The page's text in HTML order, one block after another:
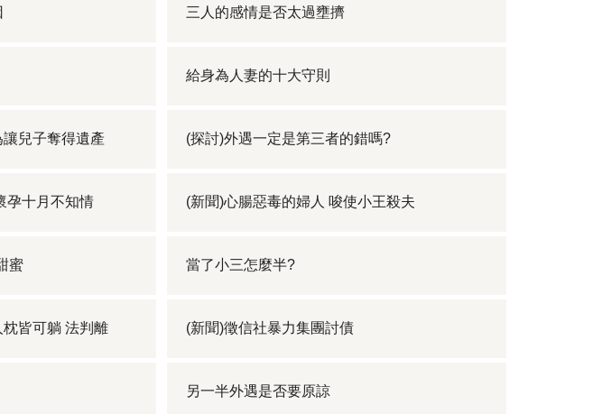
三人的感情是否太過壅擠
給身為人妻的十大守則
兒子奪得遺產 (探討)外遇一定是第三者的錯嗎?
孕十月不知情 (新聞)心腸惡毒的婦人 唆使小王殺夫
蜜 當了小三怎麼半?
皆可躺 法判離 (新聞)徵信社暴力集團討債
另一半外遇是否要原諒